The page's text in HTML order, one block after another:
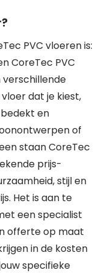
PVC vloeren is:
CoreTec PVC
dat je kiest,
en
of
staan CoreTec
prijs-
stijl en
Het is aan te
een specialist
offerte op maat
in de kosten
specifieke